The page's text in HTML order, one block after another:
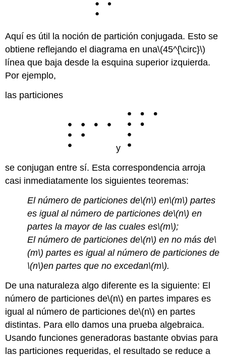
Aquí es útil la noción de partición conjugada. Esto se
obtiene reflejando el diagrama en una\(45^{\circ}\)
línea que baja desde la esquina superior izquierda.
Por ejemplo,
las particiones
y
se conjugan entre sí. Esta correspondencia arroja
casi inmediatamente los siguientes teoremas:
El número de particiones de\(n\) en\(m\) partes
es igual al número de particiones de\(n\) en
partes la mayor de las cuales es\(m\);
El número de particiones de\(n\) en no más de\
(m\) partes es igual al número de particiones de
\(n\)en partes que no excedan\(m\).
De una naturaleza algo diferente es la siguiente: El
número de particiones de\(n\) en partes impares es
igual al número de particiones de\(n\) en partes
distintas. Para ello damos una prueba algebraica.
Usando funciones generadoras bastante obvias para
las particiones requeridas, el resultado se reduce a